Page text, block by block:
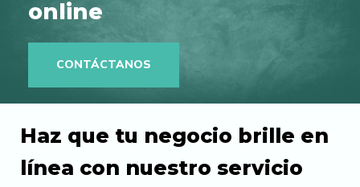
online
CONTÁCTANOS
Haz que tu negocio brille en
línea con nuestro servicio